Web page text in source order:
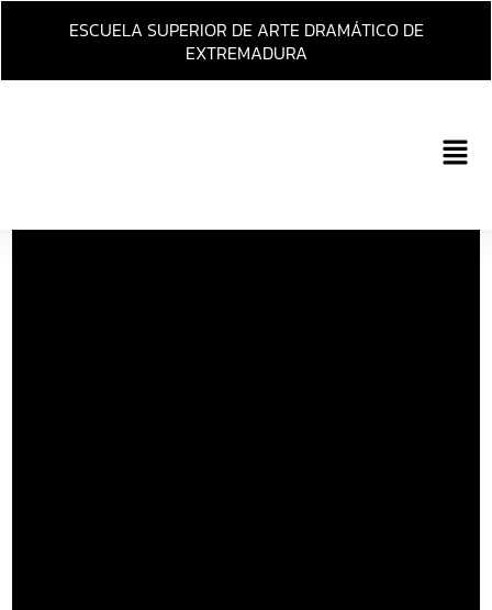
Ir
ESCUELA SUPERIOR DE ARTE DRAMÁTICO DE
EXTREMADURA
Main